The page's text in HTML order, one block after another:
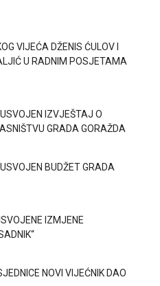
VIJEĆA DŽENIS ĆULOV I
U RADNIM POSJETAMA
IZVJEŠTAJ O
GRADA GORAŽDA
BUDŽET GRADA
IZMJENE
NOVI VIJEĆNIK DAO